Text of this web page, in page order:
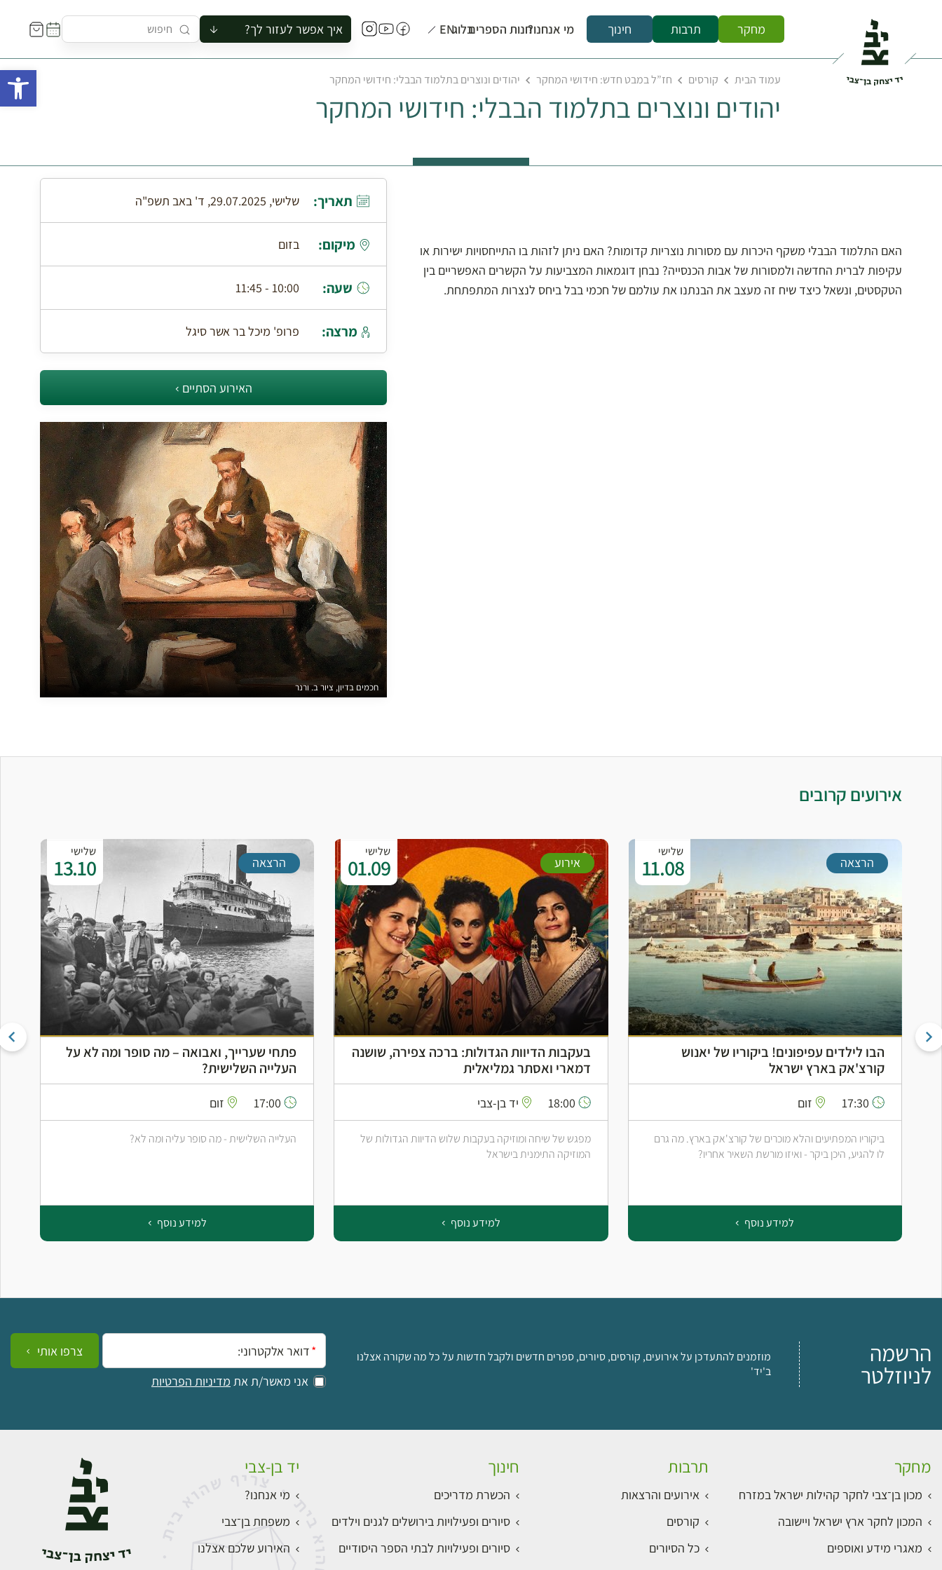
מחקר תרבות חינוך מי אנחנו?חנות הספריםבלוגEN איך אפשר לעזור לך?
להזמין סיור לקבוצה
להירשם לסיור
להירשם לקורס
לקנות ספר
לתאם ביקור בצריף
עמוד הבית קורסים חז”ל במבט חדש: חידושי המחקר יהודים ונוצרים בתלמוד הבבלי: חידושי המחקר
יהודים ונוצרים בתלמוד הבבלי: חידושי המחקר
האם התלמוד הבבלי משקף היכרות עם מסורות נוצריות קדומות? האם ניתן לזהות בו התייחסויות ישירות או
עקיפות לברית החדשה ולמסורות של אבות הכנסייה? נבחן דוגמאות המצביעות על הקשרים האפשריים בין
הטקסטים, ונשאל כיצד שיח זה מעצב את הבנתנו את עולמם של חכמי בבל ביחס לנצרות המתפתחת.
תאריך: שלישי, 29.07.2025, ד' באב תשפ"ה
מיקום: בזום
שעה: 10:00 - 11:45
מרצה: פרופ' מיכל בר אשר סיגל
האירוע הסתיים
חכמים בדיון, ציור ב. ורנר
אירועים קרובים
שלישי
11.08 הרצאה
הבו לילדים עפיפונים! ביקוריו של יאנוש
קורצ'אק בארץ ישראל
17:30 זום
ביקוריו המפתיעים והלא מוכרים של קורצ'אק בארץ. מה גרם
לו להגיע, היכן ביקר - ואיזו מורשת השאיר אחריו?
למידע נוסף
שלישי
01.09 אירוע
בעקבות הדיוות הגדולות: ברכה צפירה, שושנה
דמארי ואסתר גמליאלית
יד בן-צבי
מפגש של שיחה ומוזיקה בעקבות שלוש הדיוות הגדולות של
המוזיקה התימנית בישראל
למידע נוסף
שלישי
13.10 הרצאה
פתחי שערייך, ואבואה – מה סופר ומה לא על
העלייה השלישית?
17:00 זום
העלייה השלישית - מה סופר עליה ומה לא?
למידע נוסף
הרשמה
לניוזלטר
מוזמנים להתעדכן על אירועים, קורסים, סיורים, ספרים חדשים ולקבל חדשות על כל מה שקורה אצלנו
ב'יד'
אימייל:
אני מאשר/ת את מדיניות הפרטיות
צרפו אותי
מחקר
מכון בן־צבי לחקר קהילות ישראל במזרח
המכון לחקר ארץ ישראל ויישובה
מאגרי מידע ואוספים
תרבות
אירועים והרצאות
קורסים
כל הסיורים
חינוך
הכשרת מדריכים
סיורים ופעילויות בירושלים לגנים וילדים
סיורים ופעילויות לבתי הספר היסודיים
יד בן-צבי
מי אנחנו?
משפחת בן־צבי
האירוע שלכם אצלנו